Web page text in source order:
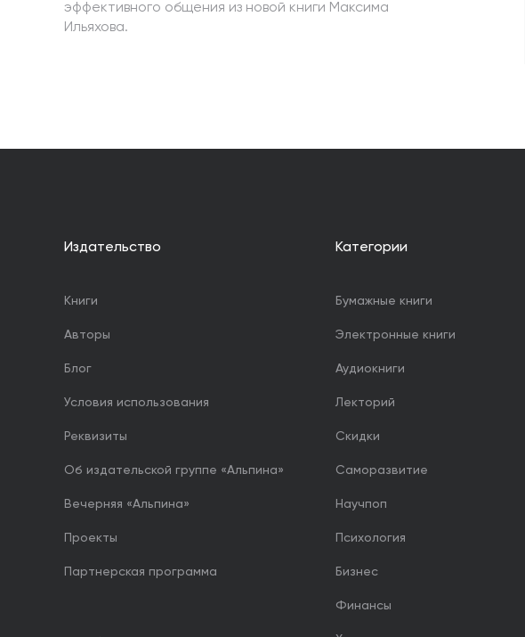
эффективного общения из новой книги Максима
Ильяхова.
Издательство
Книги
Авторы
Блог
Условия использования
Реквизиты
Об издательской группе «Альпина»
Вечерняя «Альпина»
Проекты
Партнерская программа
Категории
Бумажные книги
Электронные книги
Аудиокниги
Лекторий
Скидки
Саморазвитие
Научпоп
Психология
Бизнес
Финансы